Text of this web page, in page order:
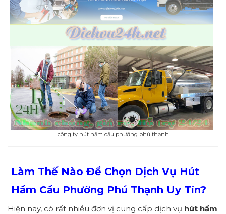
công ty hút hầm cầu phường phú thạnh
Làm Thế Nào Để Chọn Dịch Vụ Hút
Hầm Cầu Phường Phú Thạnh Uy Tín?
Hiện nay, có rất nhiều đơn vị cung cấp dịch vụ hút hầm